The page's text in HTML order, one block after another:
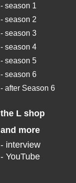
- season 1
- season 2
- season 3
- season 4
- season 5
- season 6
- after Season 6
the L shop
and more
- interview
- YouTube